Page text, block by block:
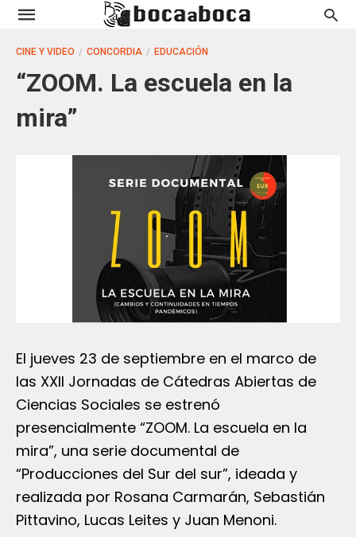
CINE Y VIDEO CONCORDIA EDUCACIÓN
“ZOOM. La escuela en la
mira”
El jueves 23 de septiembre en el marco de
las XXII Jornadas de Cátedras Abiertas de
Ciencias Sociales se estrenó
presencialmente “ZOOM. La escuela en la
mira”, una serie documental de
“Producciones del Sur del sur”, ideada y
realizada por Rosana Carmarán, Sebastián
Pittavino, Lucas Leites y Juan Menoni.